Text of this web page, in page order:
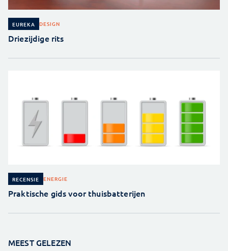
EUREKA DESIGN
Driezijdige rits
RECENSIE ENERGIE
Praktische gids voor thuisbatterijen
MEEST GELEZEN